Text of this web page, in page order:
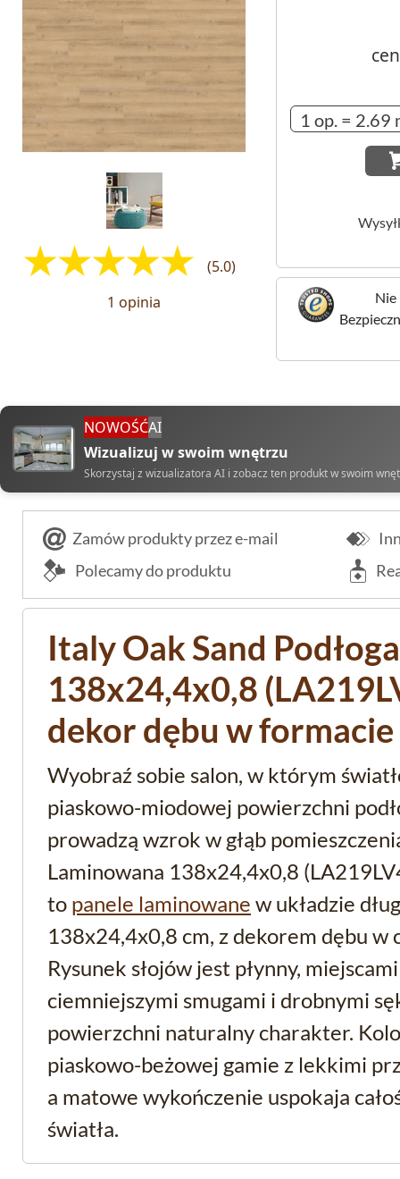
(5.0)
1 opinia
Nie
NOWOŚĆAI
Wizualizuj w swoim wnętrzu
Skorzystaj z wizualizatora AI i zobacz ten produkt w swoim
Zamów produkty przez e-mail
Polecamy do produktu
Italy Oak Sand
138x24,4x0,8
dekor dębu w
Wyobraź sobie salon, w którym
piaskowo-miodowej powierzchni
prowadzą wzrok w głąb
Laminowana 138x24,4x0,8
to panele laminowane w układzie
138x24,4x0,8 cm, z dekorem dębu w
Rysunek słojów jest płynny,
ciemniejszymi smugami i drobnymi
powierzchni naturalny charakter.
piaskowo-beżowej gamie z lekkimi
a matowe wykończenie uspokaja
światła.